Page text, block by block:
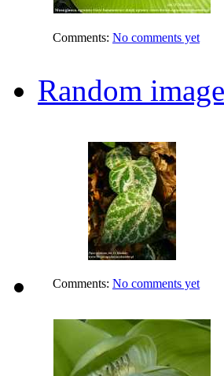
Comments: No comments yet
Random
Comments: No comments yet